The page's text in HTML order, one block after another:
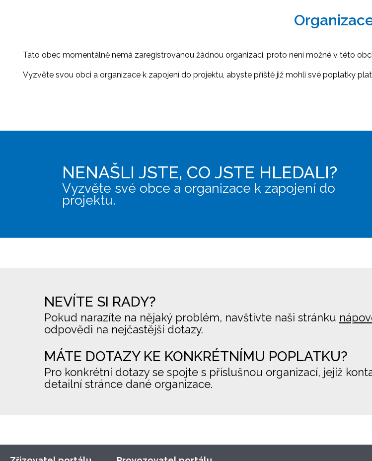
Tato obec momentálně nemá zaregistrovanou žádnou organizaci, proto není možné v této
Vyzvěte svou obci a organizace k zapojení do projektu, abyste příště již mohli své poplatky
NENAŠLI JSTE, CO JSTE HLEDALI?
Vyzvěte své obce a organizace k zapojení do
projektu.
NEVÍTE SI RADY?
Pokud narazíte na nějaký problém, navštivte naši stránku
odpovědi na nejčastější dotazy.
MÁTE DOTAZY KE KONKRÉTNÍMU POPLATKU?
Pro konkrétní dotazy se spojte s příslušnou organizací, jejíž
detailní stránce dané organizace.